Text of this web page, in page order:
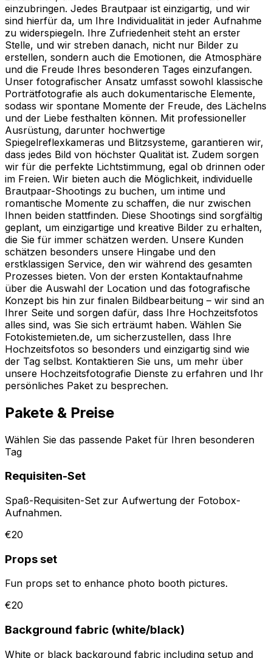
einzubringen. Jedes Brautpaar ist einzigartig, und wir
sind hierfür da, um Ihre Individualität in jeder Aufnahme
zu widerspiegeln. Ihre Zufriedenheit steht an erster
Stelle, und wir streben danach, nicht nur Bilder zu
erstellen, sondern auch die Emotionen, die Atmosphäre
und die Freude Ihres besonderen Tages einzufangen.
Unser fotografischer Ansatz umfasst sowohl klassische
Porträtfotografie als auch dokumentarische Elemente,
sodass wir spontane Momente der Freude, des Lächelns
und der Liebe festhalten können. Mit professioneller
Ausrüstung, darunter hochwertige
Spiegelreflexkameras und Blitzsysteme, garantieren wir,
dass jedes Bild von höchster Qualität ist. Zudem sorgen
wir für die perfekte Lichtstimmung, egal ob drinnen oder
im Freien. Wir bieten auch die Möglichkeit, individuelle
Brautpaar-Shootings zu buchen, um intime und
romantische Momente zu schaffen, die nur zwischen
Ihnen beiden stattfinden. Diese Shootings sind sorgfältig
geplant, um einzigartige und kreative Bilder zu erhalten,
die Sie für immer schätzen werden. Unsere Kunden
schätzen besonders unsere Hingabe und den
erstklassigen Service, den wir während des gesamten
Prozesses bieten. Von der ersten Kontaktaufnahme
über die Auswahl der Location und das fotografische
Konzept bis hin zur finalen Bildbearbeitung – wir sind an
Ihrer Seite und sorgen dafür, dass Ihre Hochzeitsfotos
alles sind, was Sie sich erträumt haben. Wählen Sie
Fotokistemieten.de, um sicherzustellen, dass Ihre
Hochzeitsfotos so besonders und einzigartig sind wie
der Tag selbst. Kontaktieren Sie uns, um mehr über
unsere Hochzeitsfotografie Dienste zu erfahren und Ihr
persönliches Paket zu besprechen.
Pakete & Preise
Wählen Sie das passende Paket für Ihren besonderen
Tag
Requisiten-Set
Spaß-Requisiten-Set zur Aufwertung der Fotobox-
Aufnahmen.
€20
Props set
Fun props set to enhance photo booth pictures.
€20
Background fabric (white/black)
White or black background fabric including setup and